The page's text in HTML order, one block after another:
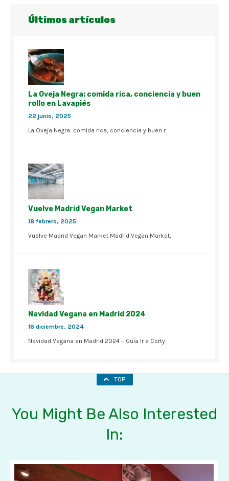
Últimos artículos
La Oveja Negra: comida rica, conciencia y buen
rollo en Lavapiés
22 junio, 2025
La Oveja Negra: comida rica, conciencia y buen r
Vuelve Madrid Vegan Market
18 febrero, 2025
Vuelve Madrid Vegan Market Madrid Vegan Market,
Navidad Vegana en Madrid 2024
16 diciembre, 2024
Navidad Vegana en Madrid 2024 – Guía Ir a Corty
TOP
You Might Be Also Interested
In: